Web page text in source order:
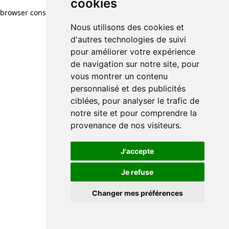
cookies
Nous utilisons des cookies et
d'autres technologies de suivi
pour améliorer votre expérience
de navigation sur notre site, pour
vous montrer un contenu
personnalisé et des publicités
ciblées, pour analyser le trafic de
notre site et pour comprendre la
provenance de nos visiteurs.
J'accepte
Je refuse
Changer mes préférences
browser console for more information)